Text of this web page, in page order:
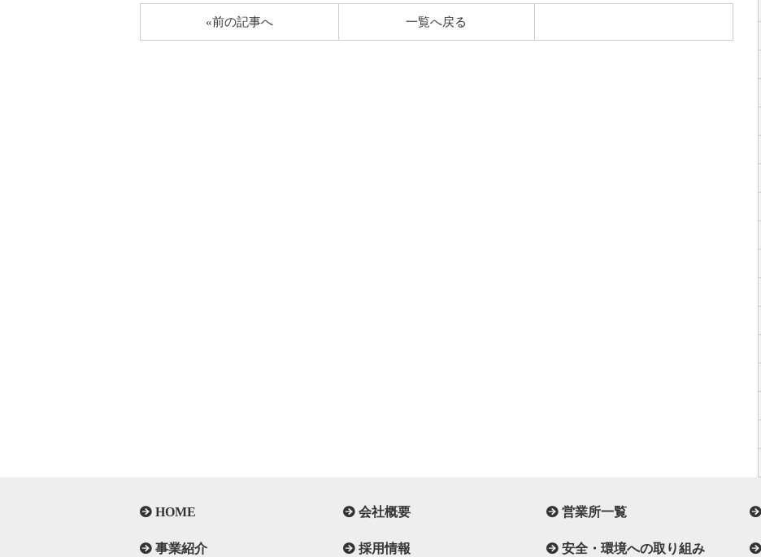
«前の記事へ 一覧へ戻る
HOME 会社概要 営業所一覧
事業紹介 採用情報 安全・環境への取り組み